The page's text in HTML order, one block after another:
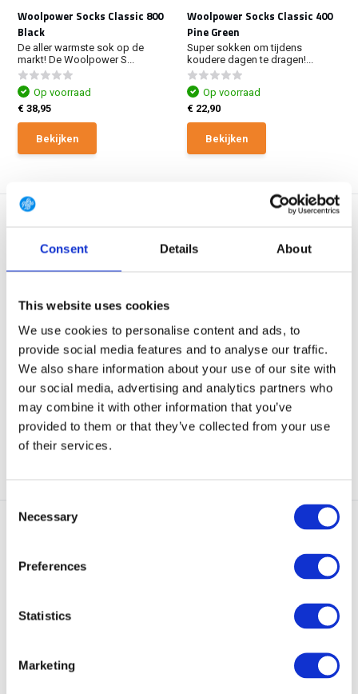
Consent Details About
This website uses cookies
We use cookies to personalise content and ads, to
provide social media features and to analyse our traffic.
We also share information about your use of our site with
our social media, advertising and analytics partners who
may combine it with other information that you’ve
provided to them or that they’ve collected from your use
of their services.
Selection
Necessary
Preferences
Statistics
Marketing
Woolpower Socks Classic 800
Black
De aller warmste sok op de
markt! De Woolpower S...
Op voorraad
€ 38,95
Bekijken
Woolpower Socks Classic 400
Pine Green
Super sokken om tijdens
koudere dagen te dragen!...
Op voorraad
€ 22,90
Bekijken
Woolpower Socks Classic 200
Pine Green
Perfect voor alle dagen te
dragen. De Woolpower ...
€ 19,50
Bekijken
Salomon Forces Socks QUEST
Knee Black
De QUEST Knee is het Zwitserse
zakmes onder de s...
Op voorraad
€ 24,90
Super sokken om tijdens koude
dagen te dragen! D...
Woolpower Socks Protection
Socks have insulating terry knit in